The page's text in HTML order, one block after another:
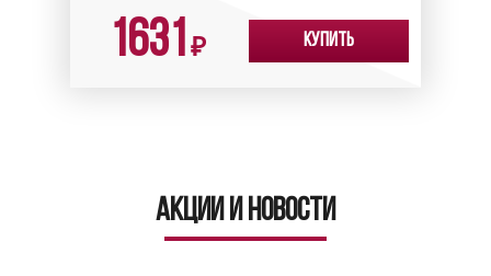
1631 ₽ Купить
Акции и новости